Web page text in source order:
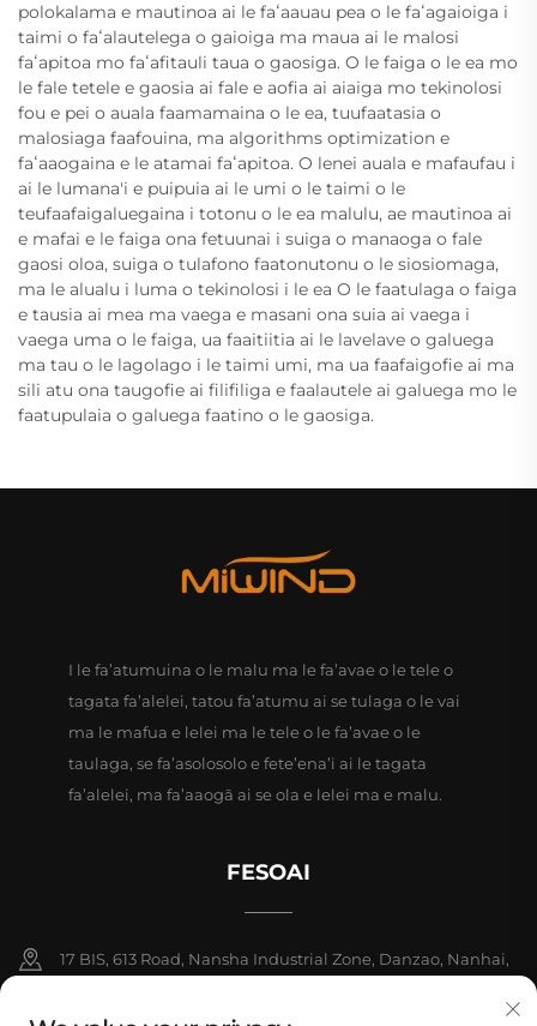
polokalama e mautinoa ai le faʻaauau pea o le faʻagaioiga i
taimi o faʻalautelega o gaioiga ma maua ai le malosi
faʻapitoa mo faʻafitauli taua o gaosiga. O le faiga o le ea mo
le fale tetele e gaosia ai fale e aofia ai aiaiga mo tekinolosi
fou e pei o auala faamamaina o le ea, tuufaatasia o
malosiaga faafouina, ma algorithms optimization e
faʻaaogaina e le atamai faʻapitoa. O lenei auala e mafaufau i
ai le lumana'i e puipuia ai le umi o le taimi o le
teufaafaigaluegaina i totonu o le ea malulu, ae mautinoa ai
e mafai e le faiga ona fetuunai i suiga o manaoga o fale
gaosi oloa, suiga o tulafono faatonutonu o le siosiomaga,
ma le alualu i luma o tekinolosi i le ea O le faatulaga o faiga
e tausia ai mea ma vaega e masani ona suia ai vaega i
vaega uma o le faiga, ua faaitiitia ai le lavelave o galuega
ma tau o le lagolago i le taimi umi, ma ua faafaigofie ai ma
sili atu ona taugofie ai filifiliga e faalautele ai galuega mo le
faatupulaia o galuega faatino o le gaosiga.
I le fa’atumuina o le malu ma le fa’avae o le tele o
tagata fa’alelei, tatou fa’atumu ai se tulaga o le vai
ma le mafua e lelei ma le tele o le fa’avae o le
taulaga, se fa’asolosolo e fete’ena’i ai le tagata
fa’alelei, ma fa’aaogā ai se ola e lelei ma e malu.
FESOAI
17 BIS, 613 Road, Nansha Industrial Zone, Danzao, Nanhai,